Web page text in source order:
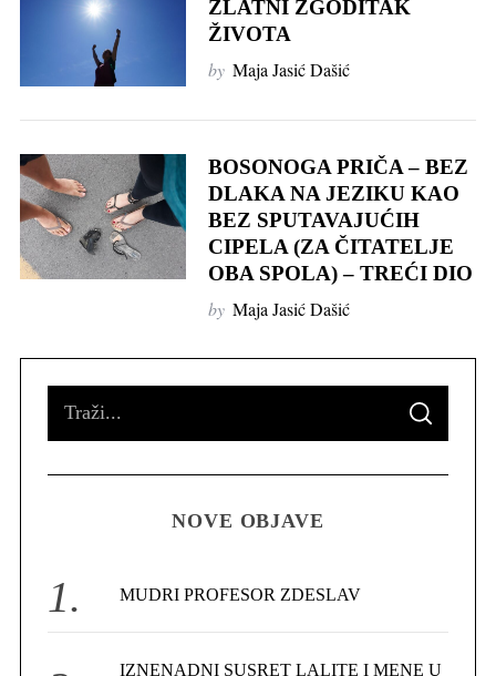
ZLATNI ZGODITAK
ŽIVOTA
by Maja Jasić Dašić
BOSONOGA PRIČA – BEZ
DLAKA NA JEZIKU KAO
BEZ SPUTAVAJUĆIH
CIPELA (ZA ČITATELJE
OBA SPOLA) – TREĆI DIO
by Maja Jasić Dašić
o
S
A
C
NOVE OBJAVE
MUDRI PROFESOR ZDESLAV
IZNENADNI SUSRET LALITE I MENE U
S
e